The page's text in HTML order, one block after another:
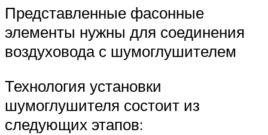
Представленные фасонные
элементы нужны для соединения
воздуховода с шумоглушителем
Технология установки
шумоглушителя состоит из
следующих этапов: